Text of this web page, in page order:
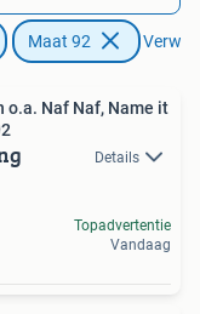
Maat 92
o.a. Naf Naf, Name it
Details
Topadvertentie
Vandaag